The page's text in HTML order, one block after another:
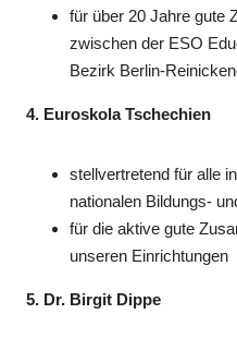
für über 20 Jahre gute
zwischen der ESO
Bezirk Berlin-
4. Euroskola Tschechien
stellvertretend für alle
nationalen Bildungs-
für die aktive gute
unseren Einrichtungen
5. Dr. Birgit Dippe